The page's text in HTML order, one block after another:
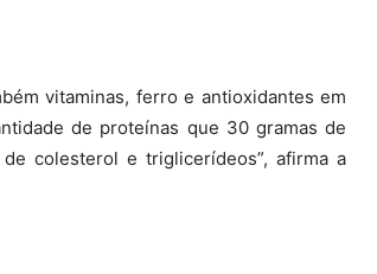
vitaminas, ferro e antioxidantes em
de proteínas que 30 gramas de
colesterol e triglicerídeos”, afirma a